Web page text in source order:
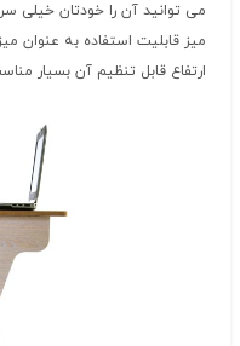
می توانید آن را خودتان خیلی
میز قابلیت استفاده به عنوان
ارتفاع قابل تنظیم آن بسیار